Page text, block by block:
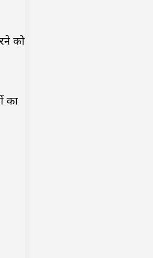
को
का